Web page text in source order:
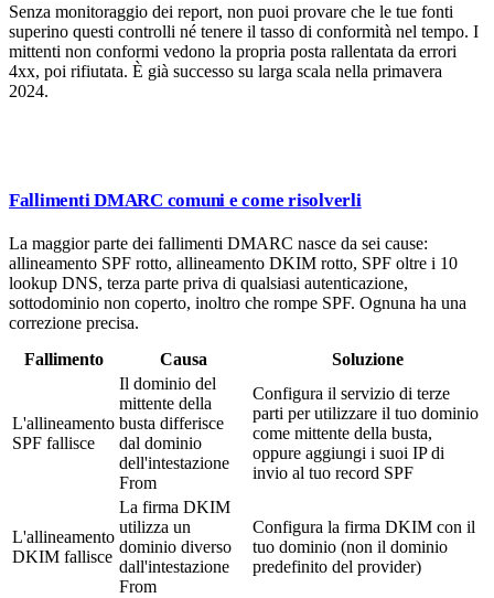
Senza monitoraggio dei report, non puoi provare che le tue fonti
superino questi controlli né tenere il tasso di conformità nel tempo. I
mittenti non conformi vedono la propria posta rallentata da errori
4xx, poi rifiutata. È già successo su larga scala nella primavera
2024.
Fallimenti DMARC comuni e come risolverli
La maggior parte dei fallimenti DMARC nasce da sei cause:
allineamento SPF rotto, allineamento DKIM rotto, SPF oltre i 10
lookup DNS, terza parte priva di qualsiasi autenticazione,
sottodominio non coperto, inoltro che rompe SPF. Ognuna ha una
correzione precisa.
Fallimento
Causa Soluzione
L'allineamento
SPF fallisce
Il dominio del
mittente della
busta differisce
dal dominio
dell'intestazione
From
Configura il servizio di terze
parti per utilizzare il tuo dominio
come mittente della busta,
oppure aggiungi i suoi IP di
invio al tuo record SPF
L'allineamento
DKIM fallisce
La firma DKIM
utilizza un
dominio diverso
dall'intestazione
From
Configura la firma DKIM con il
tuo dominio (non il dominio
predefinito del provider)